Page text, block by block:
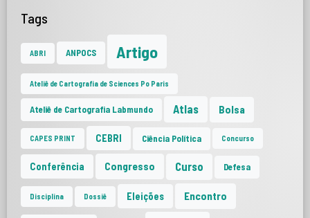
Tags
ABRI ANPOCS Artigo
Ateliê de Cartografia de Sciences Po Paris
Ateliê de Cartografia Labmundo Atlas Bolsa
CAPES PRINT CEBRI Ciência Política Concurso
Conferência Congresso Curso Defesa
Disciplina Dossiê Eleições Encontro